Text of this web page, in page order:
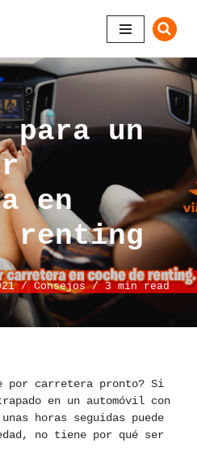
para un
en
renting
Consejos 3 min read
por carretera pronto? Si
en un automóvil con
horas seguidas puede
no tiene por qué ser